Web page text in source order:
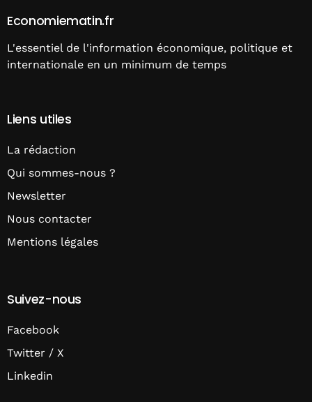
Economiematin.fr
L'essentiel de l'information économique, politique et
internationale en un minimum de temps
Liens utiles
La rédaction
Qui sommes-nous ?
Newsletter
Nous contacter
Mentions légales
Suivez-nous
Facebook
Twitter / X
Linkedin